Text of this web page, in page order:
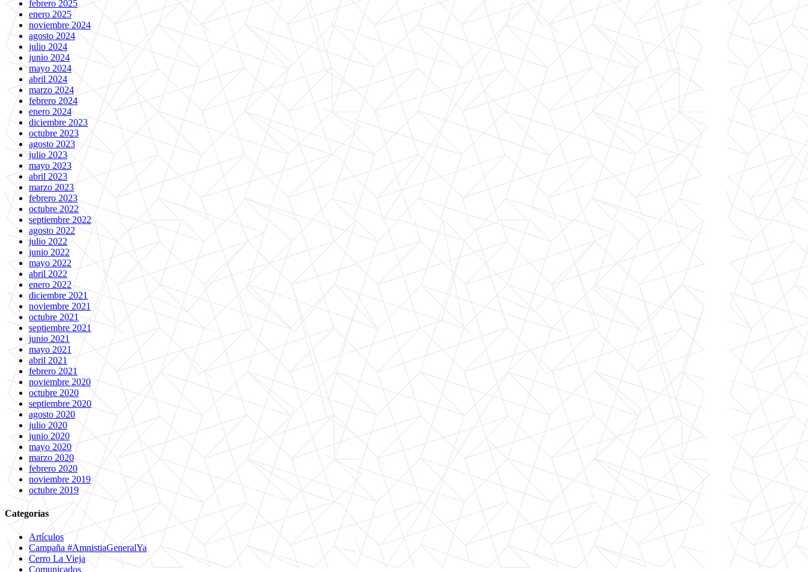
febrero 2025
enero 2025
noviembre 2024
agosto 2024
julio 2024
junio 2024
mayo 2024
abril 2024
marzo 2024
febrero 2024
enero 2024
diciembre 2023
octubre 2023
agosto 2023
julio 2023
mayo 2023
abril 2023
marzo 2023
febrero 2023
octubre 2022
septiembre 2022
agosto 2022
julio 2022
junio 2022
mayo 2022
abril 2022
enero 2022
diciembre 2021
noviembre 2021
octubre 2021
septiembre 2021
junio 2021
mayo 2021
abril 2021
febrero 2021
noviembre 2020
octubre 2020
septiembre 2020
agosto 2020
julio 2020
junio 2020
mayo 2020
marzo 2020
febrero 2020
noviembre 2019
octubre 2019
Categorías
Artículos
Campaña #AmnistiaGeneralYa
Cerro La Vieja
Comunicados